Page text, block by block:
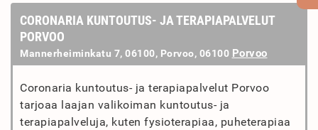
CORONARIA KUNTOUTUS- JA TERAPIAPALVELUT
PORVOO
Mannerheiminkatu 7, 06100, Porvoo, 06100 Porvoo
Coronaria kuntoutus- ja terapiapalvelut Porvoo
tarjoaa laajan valikoiman kuntoutus- ja
terapiapalveluja, kuten fysioterapiaa, puheterapiaa